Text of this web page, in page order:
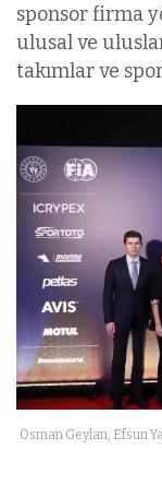
sponsor firma
ulusal ve
takımlar ve
Osman Geylan, Efsun